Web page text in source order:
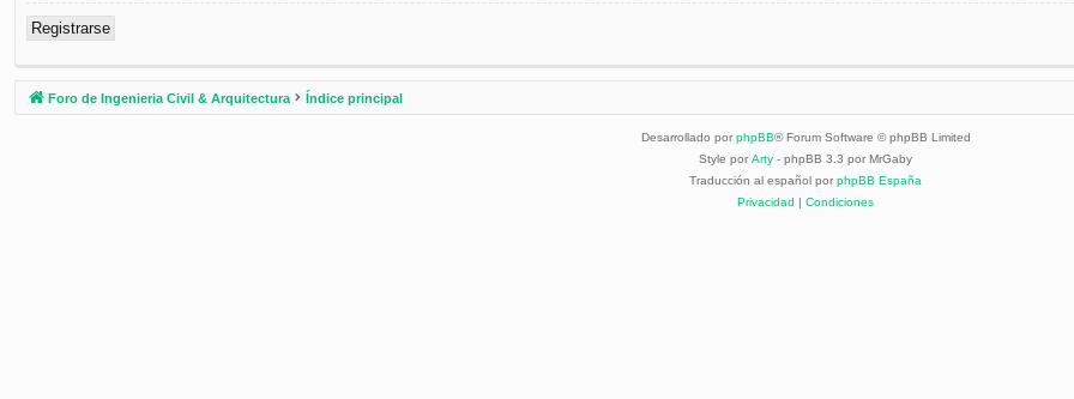
Registrarse
Foro de Ingenieria Civil & Arquitectura Índice principal
Desarrollado por phpBB® Forum Software © phpBB Limited
Style por Arty - phpBB 3.3 por MrGaby
Traducción al español por phpBB España
Privacidad | Condiciones